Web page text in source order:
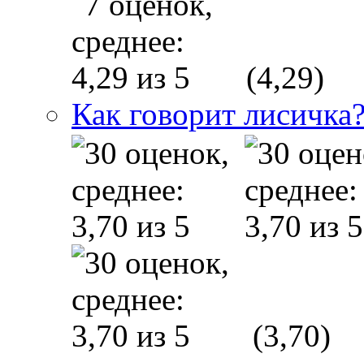
(4,29)
Как говорит
(3,70)